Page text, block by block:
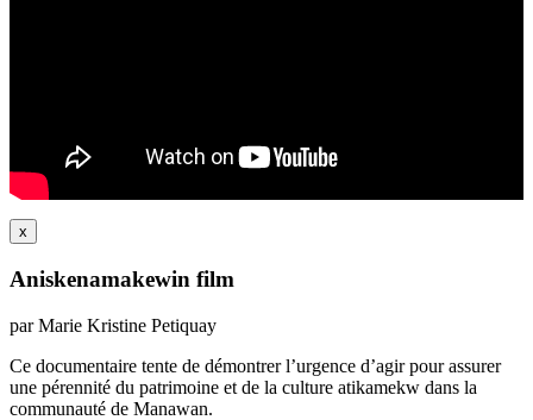
x
Aniskenamakewin film
par Marie Kristine Petiquay
Ce documentaire tente de démontrer l’urgence d’agir pour assurer
une pérennité du patrimoine et de la culture atikamekw dans la
communauté de Manawan.